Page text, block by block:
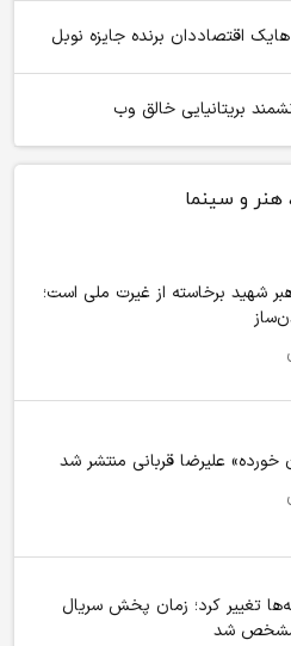
اقتصاددان برنده جایزه نوبل
بریتانیایی خالق وب
هنر و سینما
شهید برخاسته از غیرت ملی است؛
خورده» علیرضا قربانی منتشر شد
تغییر کرد؛ زمان پخش سریال
شد